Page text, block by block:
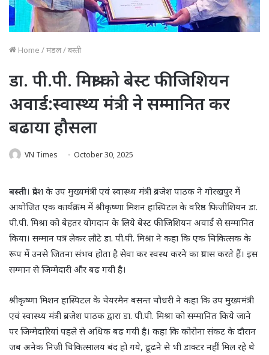
Home /मंडल/बस्ती
डा. पी.पी. मिश्रा को बेस्ट फीजिशियन
अवार्ड:स्वास्थ्य मंत्री ने सम्मानित कर
बढाया हौसला
VN Times October 30, 2025
बस्ती। प्रदेश के उप मुख्यमंत्री एवं स्वास्थ्य मंत्री ब्रजेश पाठक ने गोरखपुर में
आयोजित एक कार्यक्रम में श्रीकृष्णा मिशन हास्पिटल के वरिष्ठ फिजीशियन डा.
पी.पी. मिश्रा को बेहतर योगदान के लिये बेस्ट फीजिशियन अवार्ड से सम्मानित
किया। सम्मान पत्र लेकर लौटे डा. पी.पी. मिश्रा ने कहा कि एक चिकित्सक के
रूप में उनसे जितना संभव होता है सेवा कर स्वस्थ करने का प्रयास करते हैं। इस
सम्मान से जिम्मेदारी और बढ गयी है।
श्रीकृष्णा मिशन हास्पिटल के चेयरमैन बसन्त चौधरी ने कहा कि उप मुख्यमंत्री
एवं स्वास्थ्य मंत्री ब्रजेश पाठक द्वारा डा. पी.पी. मिश्रा को सम्मानित किये जाने
पर जिम्मेदारियां पहले से अधिक बढ गयी है। कहा कि कोरोना संकट के दौरान
जब अनेक निजी चिकित्सालय बंद हो गये, ढूढने से भी डाक्टर नहीं मिल रहे थे